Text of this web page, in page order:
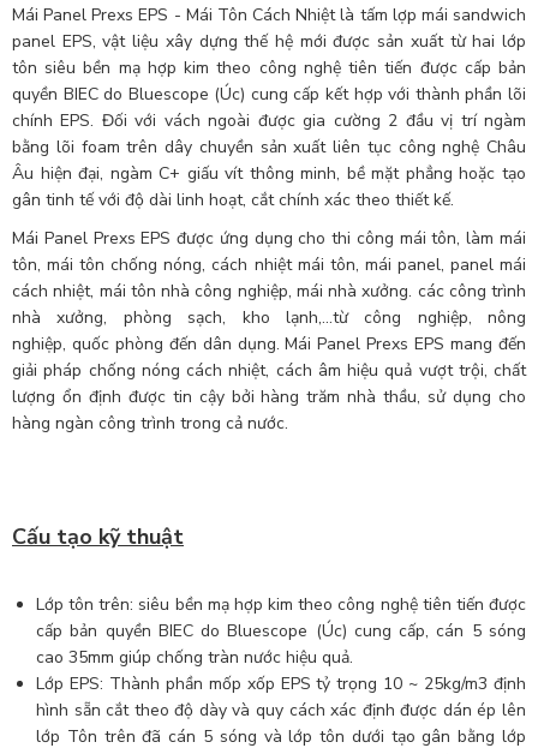
Mái Panel Prexs EPS - Mái Tôn Cách Nhiệt là tấm lợp mái sandwich
panel EPS, vật liệu xây dựng thế hệ mới được sản xuất từ hai lớp
tôn siêu bền mạ hợp kim theo công nghệ tiên tiến được cấp bản
quyền BIEC do Bluescope (Úc) cung cấp kết hợp với thành phần lõi
chính EPS. Đối với vách ngoài được gia cường 2 đầu vị trí ngàm
bằng lõi foam trên dây chuyền sản xuất liên tục công nghệ Châu
Âu hiện đại, ngàm C+ giấu vít thông minh, bề mặt phẳng hoặc tạo
gân tinh tế với độ dài linh hoạt, cắt chính xác theo thiết kế.
Mái Panel Prexs EPS được ứng dụng cho thi công mái tôn, làm mái
tôn, mái tôn chống nóng, cách nhiệt mái tôn, mái panel, panel mái
cách nhiệt, mái tôn nhà công nghiệp, mái nhà xưởng. các công trình
nhà xưởng, phòng sạch, kho lạnh,...từ công nghiệp, nông
nghiệp, quốc phòng đến dân dụng. Mái Panel Prexs EPS mang đến
giải pháp chống nóng cách nhiệt, cách âm hiệu quả vượt trội, chất
lượng ổn định được tin cậy bởi hàng trăm nhà thầu, sử dụng cho
hàng ngàn công trình trong cả nước.
Cấu tạo kỹ thuật
Lớp tôn trên: siêu bền mạ hợp kim theo công nghệ tiên tiến được
cấp bản quyền BIEC do Bluescope (Úc) cung cấp, cán 5 sóng
cao 35mm giúp chống tràn nước hiệu quả.
Lớp EPS: Thành phần mốp xốp EPS tỷ trọng 10 ~ 25kg/m3 định
hình sẵn cắt theo độ dày và quy cách xác định được dán ép lên
lớp Tôn trên đã cán 5 sóng và lớp tôn dưới tạo gân bằng lớp